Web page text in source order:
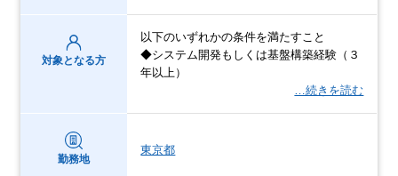
対象となる方
以下のいずれかの条件を満たすこと
◆システム開発もしくは基盤構築経験（３
年以上）
…続きを読む
勤務地
東京都